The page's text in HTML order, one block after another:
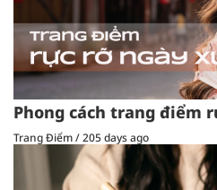
Phong cách trang điểm
Trang Điểm/205 days ago